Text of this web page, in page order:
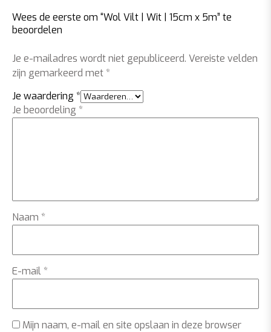
Wees de eerste om “Wol Vilt | Wit | 15cm x 5m” te
beoordelen
Je e-mailadres wordt niet gepubliceerd. Vereiste velden
zijn gemarkeerd met *
Je waardering *
Je beoordeling *
Naam *
E-mail *
Mijn naam, e-mail en site opslaan in deze browser